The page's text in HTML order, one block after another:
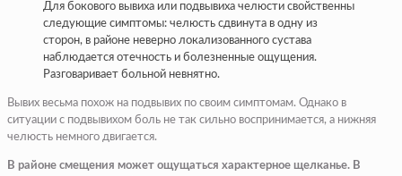
Для бокового вывиха или подвывиха челюсти свойственны
следующие симптомы: челюсть сдвинута в одну из
сторон, в районе неверно локализованного сустава
наблюдается отечность и болезненные ощущения.
Разговаривает больной невнятно.
Вывих весьма похож на подвывих по своим симптомам. Однако в
ситуации с подвывихом боль не так сильно воспринимается, а нижняя
челюсть немного двигается.
В районе смещения может ощущаться характерное щелканье. В